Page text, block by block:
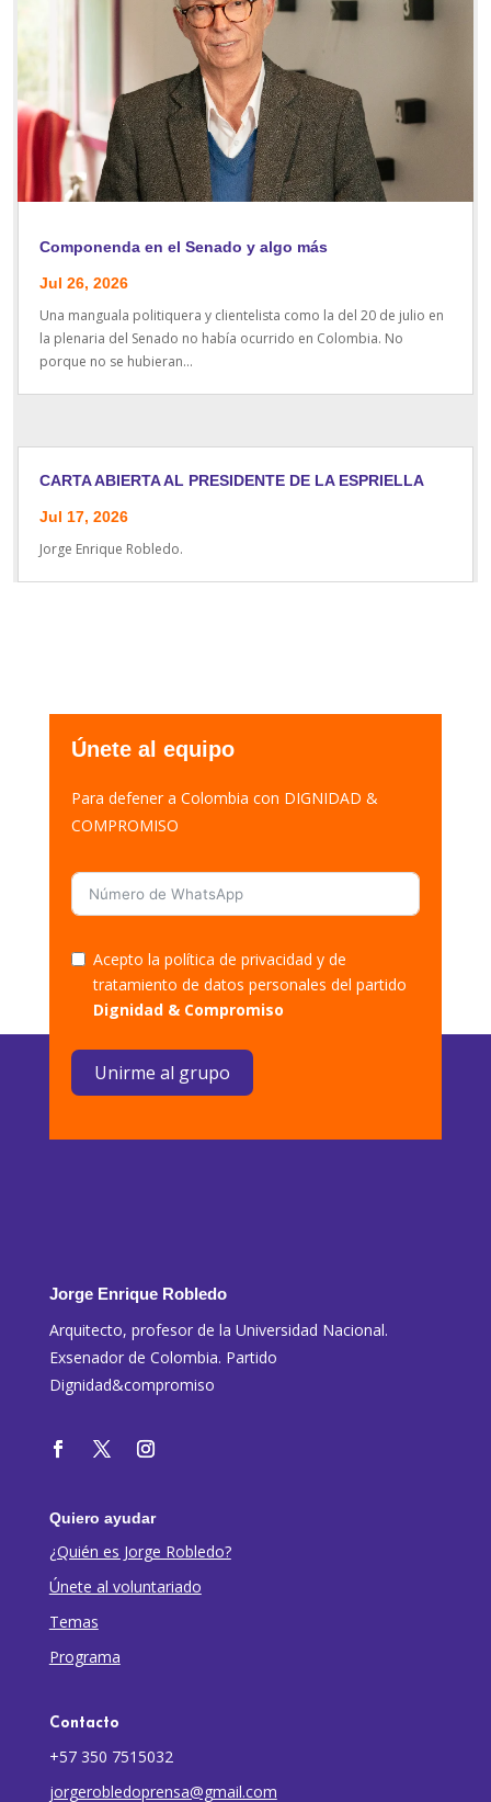
Componenda en el Senado y algo más
Jul 26, 2026
Una manguala politiquera y clientelista como la del 20 de julio en
la plenaria del Senado no había ocurrido en Colombia. No
porque no se hubieran...
CARTA ABIERTA AL PRESIDENTE DE LA ESPRIELLA
Jul 17, 2026
Jorge Enrique Robledo.
Únete al equipo
Para defener a Colombia con DIGNIDAD &
COMPROMISO
Acepto la política de privacidad y de
tratamiento de datos personales del partido
Dignidad & Compromiso
Unirme al grupo
Jorge Enrique Robledo
Arquitecto, profesor de la Universidad Nacional.
Exsenador de Colombia. Partido
Dignidad&compromiso
Quiero ayudar
¿Quién es Jorge Robledo?
Únete al voluntariado
Temas
Programa
Contacto
+57 350 7515032
jorgerobledoprensa@gmail.com